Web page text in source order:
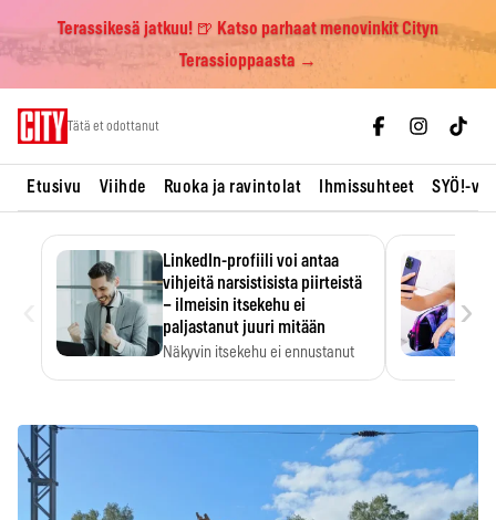
Terassikesä jatkuu! 🍺 Katso parhaat menovinkit Cityn
Terassioppaasta →
Tätä et odottanut
Etusivu Viihde Ruoka ja ravintolat Ihmissuhteet SYÖ!-
LinkedIn-profiili voi antaa
vihjeitä narsistisista piirteistä
– ilmeisin itsekehu ei
paljastanut juuri mitään
Näkyvin itsekehu ei ennustanut
›